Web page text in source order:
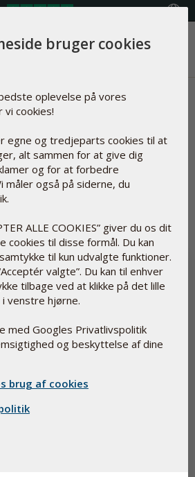
7
bruger cookies
oplevelse på vores
vi cookies!
egne og tredjeparts cookies til at
alt sammen for at give dig
og for at forbedre
måler også på siderne, du
ALLE COOKIES” giver du os dit
cookies til disse formål. Du kan
til kun udvalgte funktioner.
valgte”. Du kan til enhver
tilbage ved at klikke på det lille
venstre hjørne.
med Googles Privatlivspolitik
og beskyttelse af dine
brug af cookies